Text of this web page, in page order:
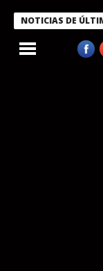
NOTICIAS DE
Bukele condecora a